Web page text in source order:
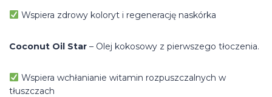
Wspiera zdrowy koloryt i regenerację naskórka
Coconut Oil Star – Olej kokosowy z pierwszego tłoczenia.
Wspiera wchłanianie witamin rozpuszczalnych w
tłuszczach